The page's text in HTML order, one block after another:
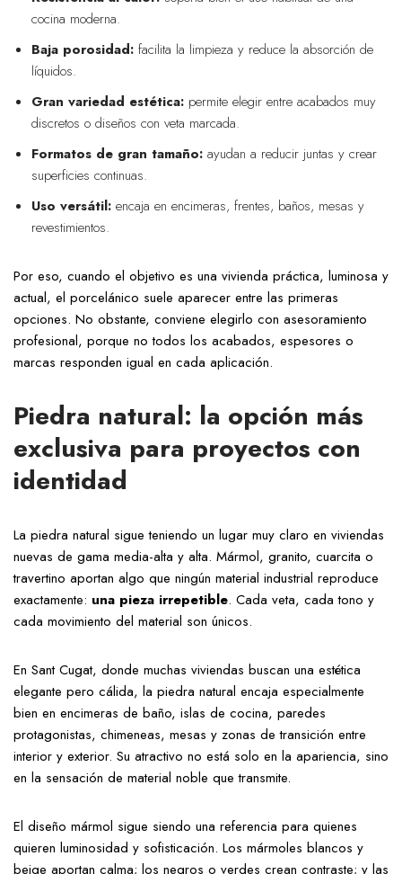
cocina moderna.
Baja porosidad: facilita la limpieza y reduce la absorción de
líquidos.
Gran variedad estética: permite elegir entre acabados muy
discretos o diseños con veta marcada.
Formatos de gran tamaño: ayudan a reducir juntas y crear
superficies continuas.
Uso versátil: encaja en encimeras, frentes, baños, mesas y
revestimientos.
Por eso, cuando el objetivo es una vivienda práctica, luminosa y
actual, el porcelánico suele aparecer entre las primeras
opciones. No obstante, conviene elegirlo con asesoramiento
profesional, porque no todos los acabados, espesores o
marcas responden igual en cada aplicación.
Piedra natural: la opción más
exclusiva para proyectos con
identidad
La piedra natural sigue teniendo un lugar muy claro en viviendas
nuevas de gama media-alta y alta. Mármol, granito, cuarcita o
travertino aportan algo que ningún material industrial reproduce
exactamente: una pieza irrepetible. Cada veta, cada tono y
cada movimiento del material son únicos.
En Sant Cugat, donde muchas viviendas buscan una estética
elegante pero cálida, la piedra natural encaja especialmente
bien en encimeras de baño, islas de cocina, paredes
protagonistas, chimeneas, mesas y zonas de transición entre
interior y exterior. Su atractivo no está solo en la apariencia, sino
en la sensación de material noble que transmite.
El diseño mármol sigue siendo una referencia para quienes
quieren luminosidad y sofisticación. Los mármoles blancos y
beige aportan calma; los negros o verdes crean contraste; y las